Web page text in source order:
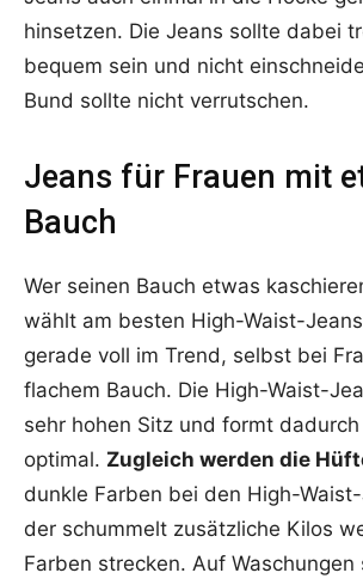
hinsetzen. Die Jeans sollte dabei
bequem sein und nicht
Bund sollte nicht verrutschen.
Jeans für Frauen mit
Bauch
Wer seinen Bauch etwas
wählt am besten High-Waist-
gerade voll im Trend, selbst bei
flachem Bauch. Die High-Waist-
sehr hohen Sitz und formt
optimal. Zugleich werden die
dunkle Farben bei den High-
der schummelt zusätzliche Kilos
Farben strecken. Auf